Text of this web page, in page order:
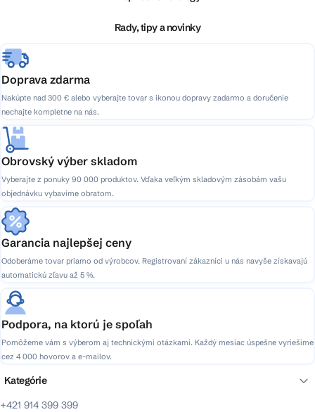
e
Rady, tipy a novinky
Doprava zdarma
Nakúpte nad 300 € alebo vyberajte tovar s ikonou dopravy zadarmo a doručenie
nechajte kompletne na nás.
Obrovský výber skladom
Vyberajte z ponuky 90 000 produktov. Vďaka veľkým skladovým zásobám vašu
objednávku vybavíme obratom.
Garancia najlepšej ceny
Odoberáme tovar priamo od výrobcov. Registrovaní zákazníci u nás navyše získavajú
automatickú zľavu až 5 %.
Podpora, na ktorú je spoľah
Pomôžeme vám s výberom aj technickými otázkami. Každý mesiac úspešne vyriešime
cez 4 000 hovorov a e-mailov.
+421 914 399 399
Kategórie